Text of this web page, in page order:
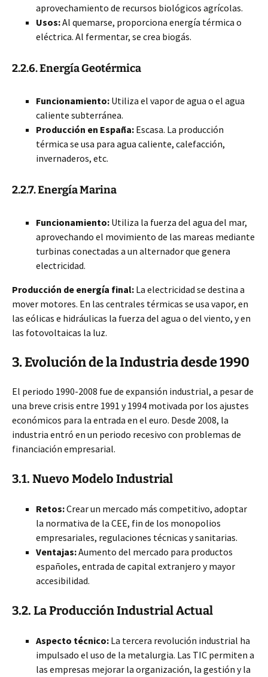
aprovechamiento de recursos biológicos agrícolas.
Usos:Al quemarse, proporciona energía térmica o
eléctrica. Al fermentar, se crea biogás.
2.2.6. Energía Geotérmica
Funcionamiento: Utiliza el vapor de agua o el agua
caliente subterránea.
Producción en España: Escasa. La producción
térmica se usa para agua caliente, calefacción,
invernaderos, etc.
2.2.7. Energía Marina
Funcionamiento: Utiliza la fuerza del agua del mar,
aprovechando el movimiento de las mareas mediante
turbinas conectadas a un alternador que genera
electricidad.
Producción de energía final: La electricidad se destina a
mover motores. En las centrales térmicas se usa vapor, en
las eólicas e hidráulicas la fuerza del agua o del viento, y en
las fotovoltaicas la luz.
3. Evolución de la Industria desde 1990
El periodo 1990-2008 fue de expansión industrial, a pesar de
una breve crisis entre 1991 y 1994 motivada por los ajustes
económicos para la entrada en el euro. Desde 2008, la
industria entró en un periodo recesivo con problemas de
financiación empresarial.
3.1. Nuevo Modelo Industrial
Retos:Crear un mercado más competitivo, adoptar
la normativa de la CEE, fin de los monopolios
empresariales, regulaciones técnicas y sanitarias.
Ventajas:Aumento del mercado para productos
españoles, entrada de capital extranjero y mayor
accesibilidad.
3.2. La Producción Industrial Actual
Aspecto técnico: La tercera revolución industrial ha
impulsado el uso de la metalurgia. Las TIC permiten a
las empresas mejorar la organización, la gestión y la